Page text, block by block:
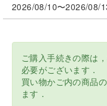
2026/08/10〜2026/08/
ご購入手続きの際は
必要がございます．
買い物かご内の商品
ます．